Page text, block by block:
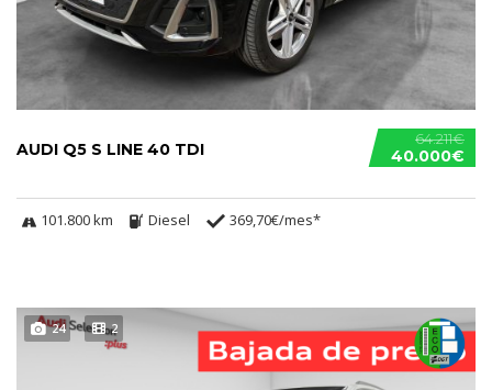
64.211€
40.000€
AUDI Q5 S LINE 40 TDI
101.800 km Diesel 369,70€/mes*
24 2